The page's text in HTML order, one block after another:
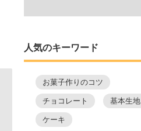
人気のキーワード
お菓子作りのコツ
チョコレート 基本生地
ケーキ